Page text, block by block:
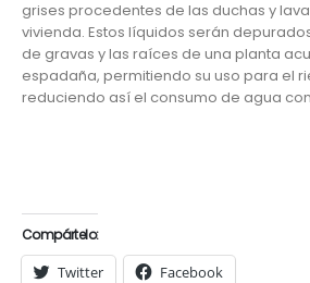
grises procedentes de las duchas y
vivienda. Estos líquidos serán
de gravas y las raíces de una planta
espadaña, permitiendo su uso para el
reduciendo así el consumo de agua
Compártelo:
Twitter Facebook